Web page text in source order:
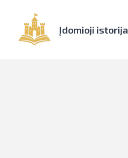
Įdomioji istorija